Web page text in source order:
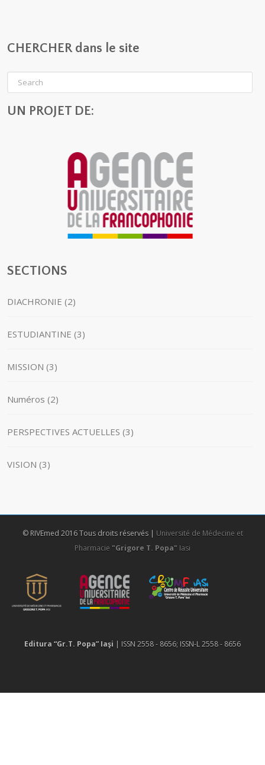
CHERCHER dans le site
UN PROJET DE:
SECTIONS
DIACHRONIE (2)
ESTUDIANTINE (3)
MISSION (3)
Numéros (2)
PERSPECTIVES ACTUELLES (3)
VISION (3)
© RIVEmed 2016 Tous droits réservés | Université de Médecine et
Pharmacie "Grigore T. Popa" Iasi
Editura “Gr.T. Popa” Iaşi | ISSN 2558 - 8656; ISSN-L 2558 - 8656